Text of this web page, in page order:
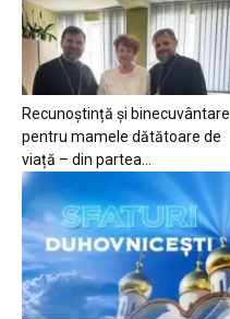
Recunoștință și binecuvântare
pentru mamele dătătoare de
viață – din partea...